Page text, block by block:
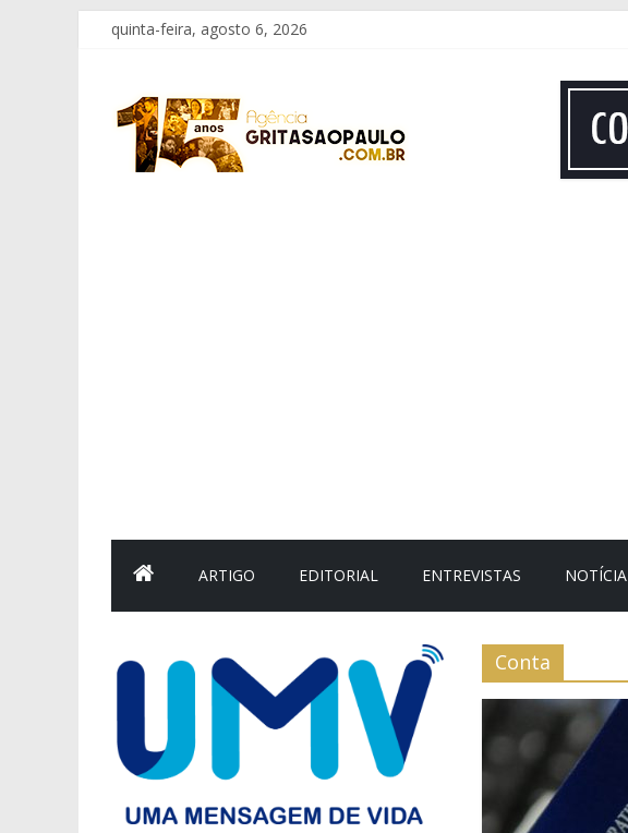
Pular
para
conteúdo
quinta-feira, agosto 6, 2026
Grita
São
ARTIGO EDITORIAL ENTREVISTAS NOTÍCIA
Conta